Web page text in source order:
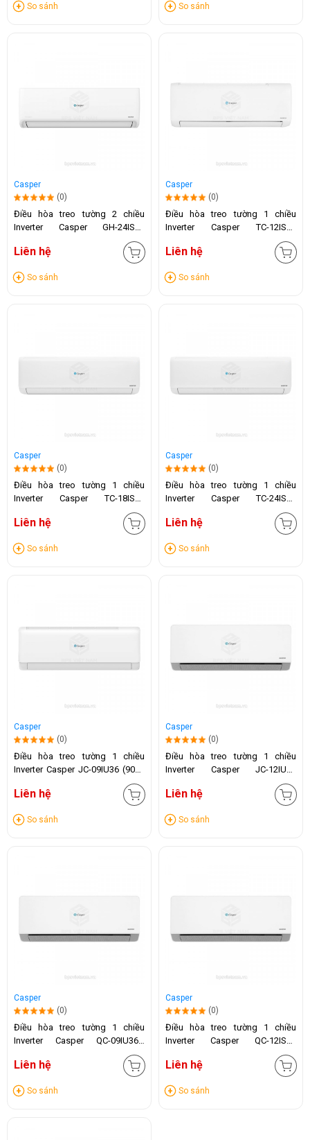
So sánh So sánh
Casper
(0)
Điều hòa treo tường 2 chiều
Inverter Casper GH-24IS33
Liên hệ
So sánh
Casper
(0)
Điều hòa treo tường 1 chiều
Inverter Casper TC-12IS36
Liên hệ
So sánh
Casper
(0)
Điều hòa treo tường 1 chiều
Inverter Casper TC-18IS36
Liên hệ
So sánh
Casper
(0)
Điều hòa treo tường 1 chiều
Inverter Casper TC-24IS36
Liên hệ
So sánh
Casper
(0)
Điều hòa treo tường 1 chiều
Inverter Casper JC-09IU36 (9000
Liên hệ
So sánh
Casper
(0)
Điều hòa treo tường 1 chiều
Inverter Casper JC-12IU36
Liên hệ
So sánh
Casper
(0)
Điều hòa treo tường 1 chiều
Inverter Casper QC-09IU36A
Liên hệ
So sánh
Casper
(0)
Điều hòa treo tường 1 chiều
Inverter Casper QC-12IS36
Liên hệ
So sánh